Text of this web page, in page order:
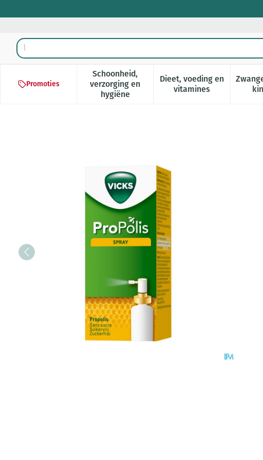
Product, merk, categorie...
Promoties
Schoonheid,
verzorging en
hygiëne
Toon submenu voor Schoonheid,
Dieet, voeding en
vitaminesToon submenu